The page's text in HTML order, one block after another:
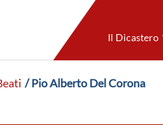
Il Dicastero
/ Pio Alberto Del Corona